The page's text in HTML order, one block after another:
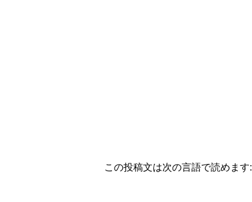
この投稿文は次の言語で読めます: